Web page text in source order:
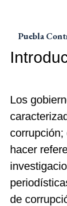
Puebla
Los
hacer
de